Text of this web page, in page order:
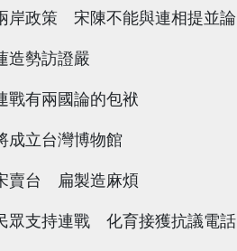
岸政策 宋陳不能與連相提並論
造勢訪證嚴
戰有兩國論的包袱
成立台灣博物館
賣台 扁製造麻煩
眾支持連戰 化育接獲抗議電話